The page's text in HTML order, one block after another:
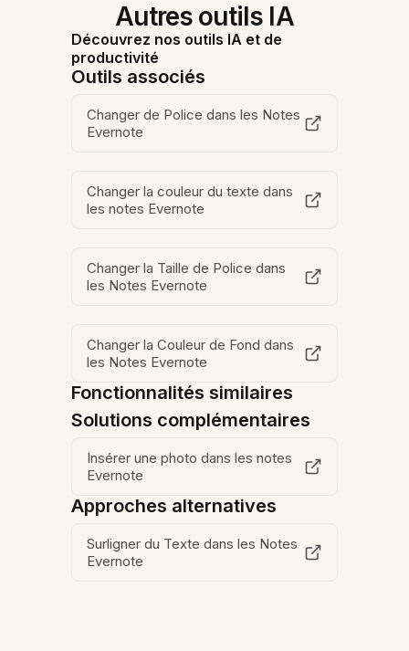
Autres outils IA
Découvrez nos outils IA et de
productivité
Outils associés
Changer de Police dans les Notes
Evernote
Changer la couleur du texte dans
les notes Evernote
Changer la Taille de Police dans
les Notes Evernote
Changer la Couleur de Fond dans
les Notes Evernote
Fonctionnalités similaires
Solutions complémentaires
Insérer une photo dans les notes
Evernote
Approches alternatives
Surligner du Texte dans les Notes
Evernote